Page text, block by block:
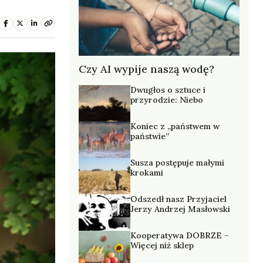
Czy AI wypije naszą wodę?
Dwugłos o sztuce i
przyrodzie: Niebo
Koniec z „państwem w
państwie”
Susza postępuje małymi
krokami
Odszedł nasz Przyjaciel
Jerzy Andrzej Masłowski
Kooperatywa DOBRZE –
Więcej niż sklep